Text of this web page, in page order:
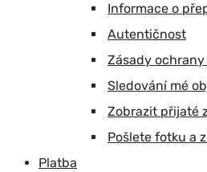
Informace o
Autentičnost
Zásady
Sledování mé
Zobrazit přijaté
Pošlete fotku a
Platba